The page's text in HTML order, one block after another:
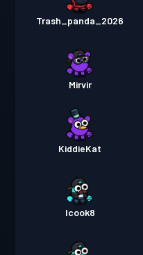
Trash_panda_2026
Mirvir
KiddieKat
Icook8